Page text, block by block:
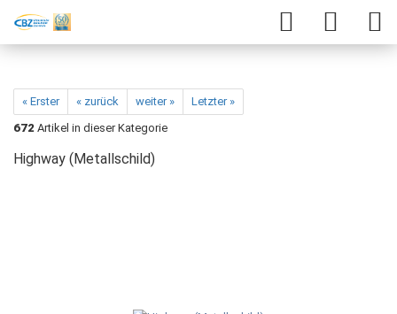
« Erster « zurück weiter »
Letzter »
672 Artikel in dieser Kategorie
Highway (Metallschild)